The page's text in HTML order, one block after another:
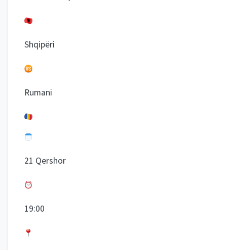
Shqipëri
Rumani
21 Qershor
19:00